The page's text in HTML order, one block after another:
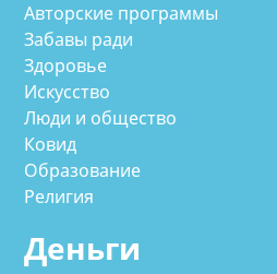
Авторские программы
Забавы ради
Здоровье
Искусство
Люди и общество
Ковид
Образование
Религия
Деньги